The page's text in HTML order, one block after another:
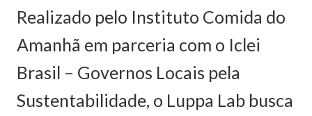
Realizado pelo Instituto Comida do
Amanhã em parceria com o Iclei
Brasil – Governos Locais pela
Sustentabilidade, o Luppa Lab busca